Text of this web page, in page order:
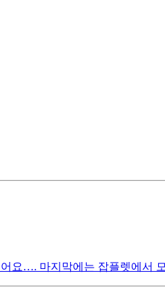
요…. 마지막에는 잡플렛에서